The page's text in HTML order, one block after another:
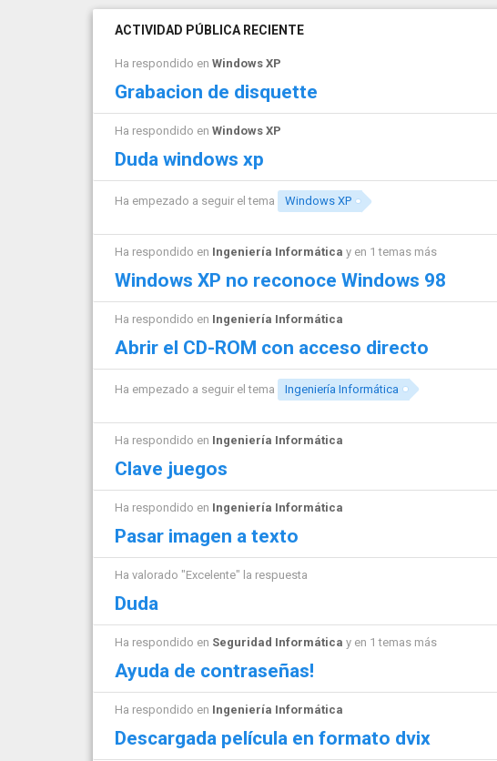
ACTIVIDAD PÚBLICA RECIENTE
Ha respondido en Windows XP
Grabacion de disquette
Ha respondido en Windows XP
Duda windows xp
Ha empezado a seguir el tema Windows XP
Ha respondido en Ingeniería Informática y en 1 temas más
Windows XP no reconoce Windows 98
Ha respondido en Ingeniería Informática
Abrir el CD-ROM con acceso directo
Ha empezado a seguir el tema Ingeniería Informática
Ha respondido en Ingeniería Informática
Clave juegos
Ha respondido en Ingeniería Informática
Pasar imagen a texto
Ha valorado "Excelente" la respuesta
Duda
Ha respondido en Seguridad Informática y en 1 temas más
Ayuda de contraseñas!
Ha respondido en Ingeniería Informática
Descargada película en formato dvix